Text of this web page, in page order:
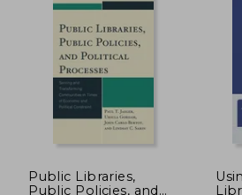
40%
dcto. $ 3.836
Public Libraries,
Public Policies, and